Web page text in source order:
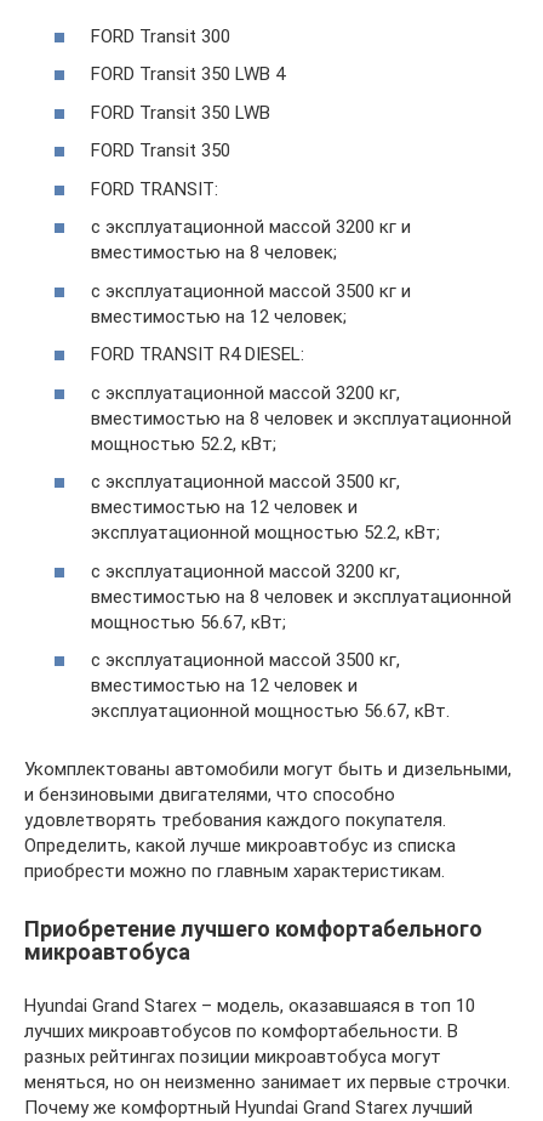
FORD Transit 300
FORD Transit 350 LWB 4
FORD Transit 350 LWB
FORD Transit 350
FORD TRANSIT:
с эксплуатационной массой 3200 кг и
вместимостью на 8 человек;
с эксплуатационной массой 3500 кг и
вместимостью на 12 человек;
FORD TRANSIT R4 DIESEL:
с эксплуатационной массой 3200 кг,
вместимостью на 8 человек и эксплуатационной
мощностью 52.2, кВт;
с эксплуатационной массой 3500 кг,
вместимостью на 12 человек и
эксплуатационной мощностью 52.2, кВт;
с эксплуатационной массой 3200 кг,
вместимостью на 8 человек и эксплуатационной
мощностью 56.67, кВт;
с эксплуатационной массой 3500 кг,
вместимостью на 12 человек и
эксплуатационной мощностью 56.67, кВт.
Укомплектованы автомобили могут быть и дизельными,
и бензиновыми двигателями, что способно
удовлетворять требования каждого покупателя.
Определить, какой лучше микроавтобус из списка
приобрести можно по главным характеристикам.
Приобретение лучшего комфортабельного
микроавтобуса
Hyundai Grand Starex – модель, оказавшаяся в топ 10
лучших микроавтобусов по комфортабельности. В
разных рейтингах позиции микроавтобуса могут
меняться, но он неизменно занимает их первые строчки.
Почему же комфортный Hyundai Grand Starex лучший